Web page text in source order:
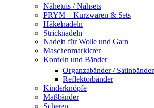
Nähetuis / Nähsets
PRYM – Kurzwaren & Sets
Häkelnadeln
Stricknadeln
Nadeln für Wolle und Garn
Maschenmarkierer
Kordeln und Bänder
Organzabänder / Satinbänder
Reflektorbänder
Kinderknöpfe
Maßbänder
Scheren